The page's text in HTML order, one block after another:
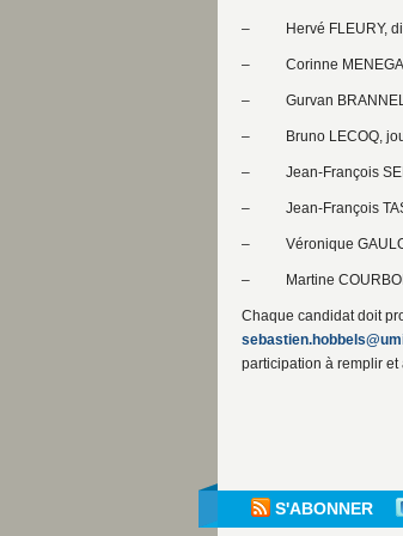
– Hervé FLEURY,
– Corinne
– Gurvan
– Bruno LECOQ,
– Jean-François
– Jean-François
– Véronique
– Martine
Chaque candidat doit
participation à remplir et
S'ABONNER